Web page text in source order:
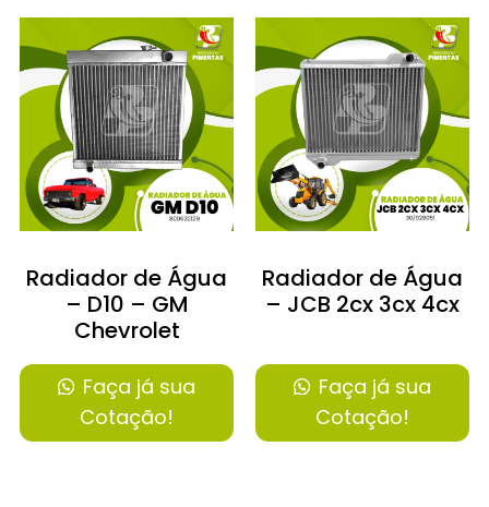
Radiador de Água
– D10 – GM
Chevrolet
Faça já sua
Cotação!
Radiador de Água
– JCB 2cx 3cx 4cx
Faça já sua
Cotação!